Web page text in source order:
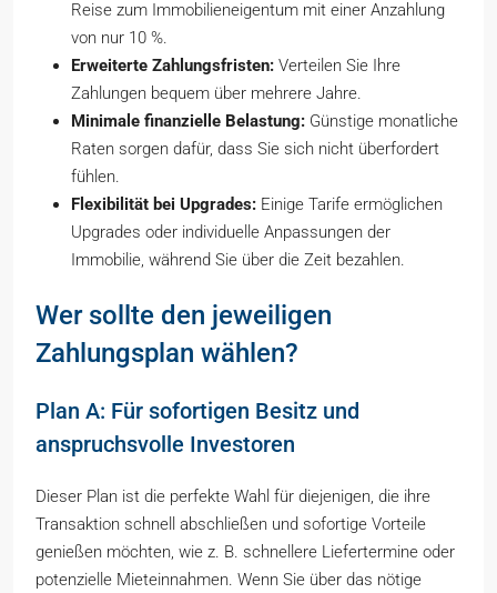
Reise zum Immobilieneigentum mit einer Anzahlung
von nur 10 %.
Erweiterte Zahlungsfristen: Verteilen Sie Ihre
Zahlungen bequem über mehrere Jahre.
Minimale finanzielle Belastung: Günstige monatliche
Raten sorgen dafür, dass Sie sich nicht überfordert
fühlen.
Flexibilität bei Upgrades: Einige Tarife ermöglichen
Upgrades oder individuelle Anpassungen der
Immobilie, während Sie über die Zeit bezahlen.
Wer sollte den jeweiligen
Zahlungsplan wählen?
Plan A: Für sofortigen Besitz und
anspruchsvolle Investoren
Dieser Plan ist die perfekte Wahl für diejenigen, die ihre
Transaktion schnell abschließen und sofortige Vorteile
genießen möchten, wie z. B. schnellere Liefertermine oder
potenzielle Mieteinnahmen. Wenn Sie über das nötige